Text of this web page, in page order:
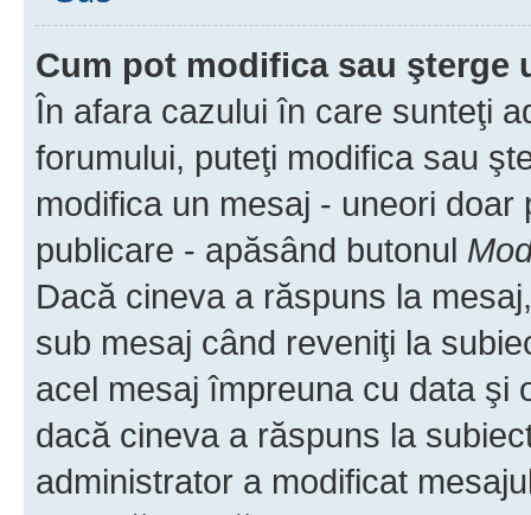
Cum pot modifica sau şterge
În afara cazului în care sunteţi
forumului, puteţi modifica sau
modifica un mesaj - uneori
publicare - apăsând butonul
Dacă cineva a răspuns la
sub mesaj când reveniţi la
acel mesaj împreuna cu data şi
dacă cineva a răspuns la
administrator a modificat